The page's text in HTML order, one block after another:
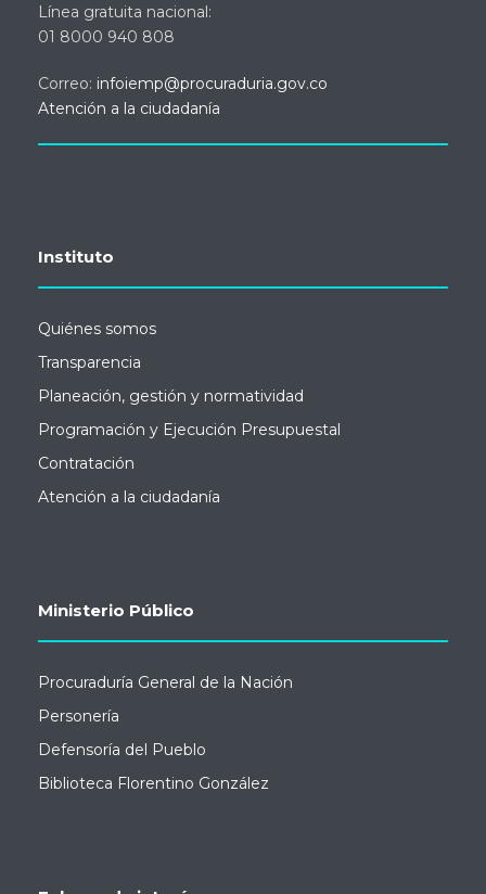
Línea gratuita nacional:
01 8000 940 808
Correo: infoiemp@procuraduria.gov.co
Atención a la ciudadanía
Instituto
Quiénes somos
Transparencia
Planeación, gestión y normatividad
Programación y Ejecución Presupuestal
Contratación
Atención a la ciudadanía
Ministerio Público
Procuraduría General de la Nación
Personería
Defensoría del Pueblo
Biblioteca Florentino González